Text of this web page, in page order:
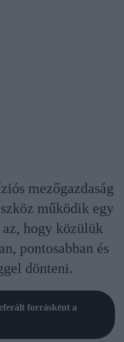
mezőgazdaság
működik egy
az, hogy közülük
pontosabban és
dönteni.
forrásként a